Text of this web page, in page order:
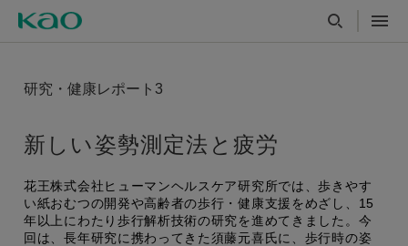
研究・健康レポート3
新しい姿勢測定法と疲労
花王株式会社ヒューマンヘルスケア研究所では、歩きやす
い紙おむつの開発や高齢者の歩行・健康支援をめざし、15
年以上にわたり歩行解析技術の研究を進めてきました。今
回は、長年研究に携わってきた須藤元喜氏に、歩行時の姿